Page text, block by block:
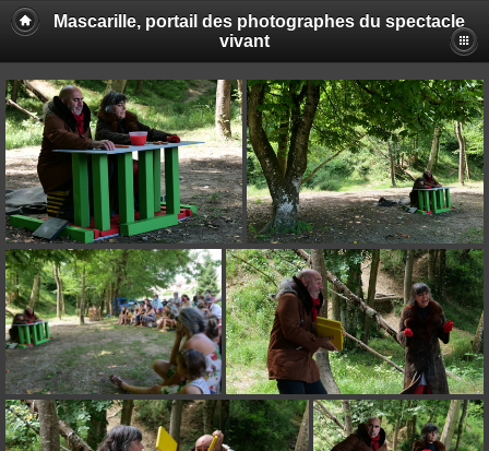
Mascarille, portail des photographes du spectacle
vivant